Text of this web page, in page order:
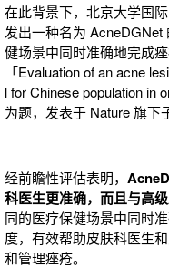
在此背景下，北京大学国
发出一种名为
健场景中同时准确地完成
「Evaluation of an acne
l for Chinese population in
为题，发表于 Nature 旗下
经前瞻性评估表明，
科医生更准确，而且与高
同的医疗保健场景中同时
度，有效帮助皮肤科医生
和管理痤疮。